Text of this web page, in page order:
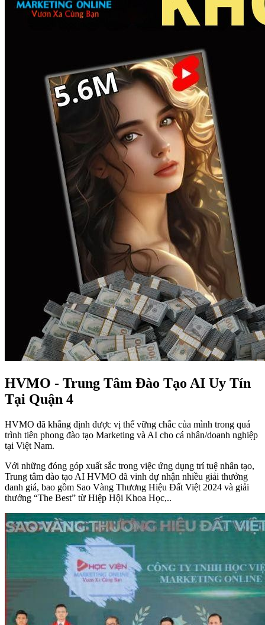
HVMO - Trung Tâm Đào Tạo AI Uy Tín
Tại Quận 4
HVMO đã khẳng định được vị thế vững chắc của mình trong quá
trình tiên phong đào tạo Marketing và AI cho cá nhân/doanh nghiệp
tại Việt Nam.
Với những đóng góp xuất sắc trong việc ứng dụng trí tuệ nhân tạo,
Trung tâm đào tạo AI HVMO đã vinh dự nhận nhiều giải thưởng
danh giá, bao gồm Sao Vàng Thương Hiệu Đất Việt 2024 và giải
thưởng “The Best” từ Hiệp Hội Khoa Học,..